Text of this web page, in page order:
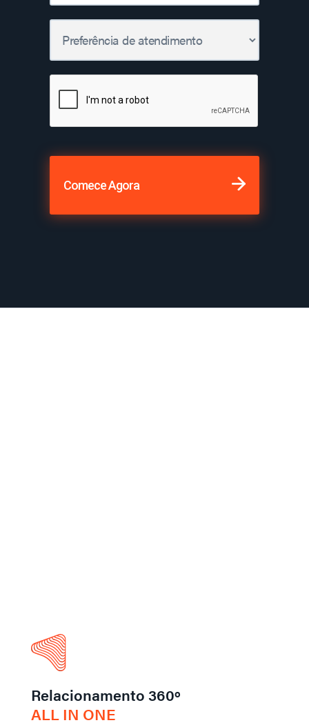
Comece Agora
Relacionamento 360º
ALL IN ONE